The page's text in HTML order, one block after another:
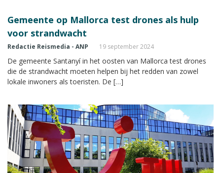
Gemeente op Mallorca test drones als hulp
voor strandwacht
Redactie Reismedia - ANP 19 september 2024
De gemeente Santanyí in het oosten van Mallorca test drones
die de strandwacht moeten helpen bij het redden van zowel
lokale inwoners als toeristen. De […]